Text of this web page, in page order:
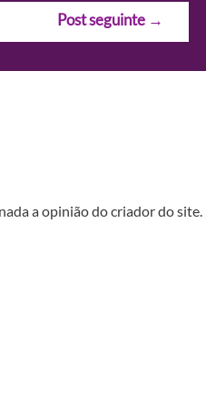
Post seguinte →
a opinião do criador do site.